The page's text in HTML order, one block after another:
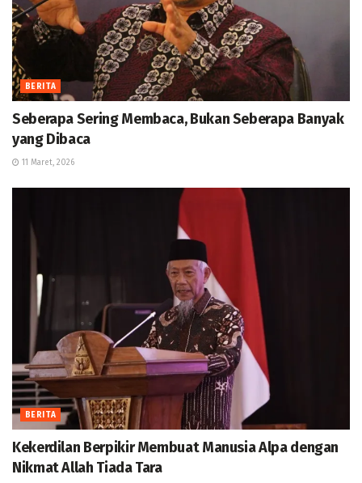
BERITA
Seberapa Sering Membaca, Bukan Seberapa Banyak
yang Dibaca
11 Maret, 2026
BERITA
Kekerdilan Berpikir Membuat Manusia Alpa dengan
Nikmat Allah Tiada Tara